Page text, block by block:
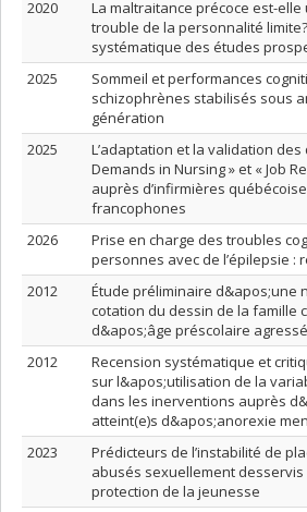
2020
La maltraitance précoce est-
trouble de la personnalité
systématique des études
2025
Sommeil et performances
schizophrènes stabilisés sous
génération
2025
L’adaptation et la validation
Demands in Nursing » et « Job
auprès d’infirmières
francophones
2026
Prise en charge des troubles
personnes avec de l’épilepsie :
2012
Étude préliminaire d&apos;une
cotation du dessin de la famille
d&apos;âge préscolaire
2012
Recension systématique et
sur l&apos;utilisation de la
dans les inerventions auprès
atteint(e)s d&apos;anorexie
2023
Prédicteurs de l’instabilité de
abusés sexuellement
protection de la jeunesse